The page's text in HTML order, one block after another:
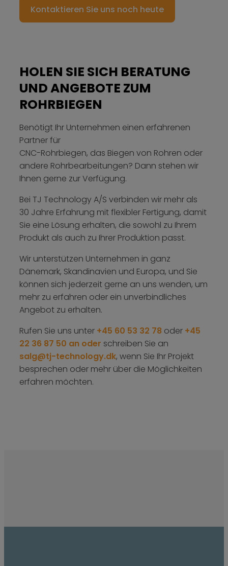
Kontaktieren Sie uns noch heute
HOLEN SIE SICH BERATUNG
UND ANGEBOTE ZUM
ROHRBIEGEN
Benötigt Ihr Unternehmen einen erfahrenen
Partner für
CNC-Rohrbiegen, das Biegen von Rohren oder
andere Rohrbearbeitungen? Dann stehen wir
Ihnen gerne zur Verfügung.
Bei TJ Technology A/S verbinden wir mehr als
30 Jahre Erfahrung mit flexibler Fertigung, damit
Sie eine Lösung erhalten, die sowohl zu Ihrem
Produkt als auch zu Ihrer Produktion passt.
Wir unterstützen Unternehmen in ganz
Dänemark, Skandinavien und Europa, und Sie
können sich jederzeit gerne an uns wenden, um
mehr zu erfahren oder ein unverbindliches
Angebot zu erhalten.
Rufen Sie uns unter +45 60 53 32 78 oder +45
22 36 87 50 an oder schreiben Sie an
salg@tj-technology.dk, wenn Sie Ihr Projekt
besprechen oder mehr über die Möglichkeiten
erfahren möchten.